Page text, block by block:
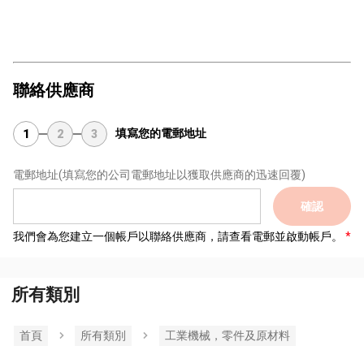
聯絡供應商
1 2 3 填寫您的電郵地址
電郵地址(填寫您的公司電郵地址以獲取供應商的迅速回覆)
確認
我們會為您建立一個帳戶以聯絡供應商，請查看電郵並啟動帳戶。
所有類別
首頁 所有類別 工業機械，零件及原材料